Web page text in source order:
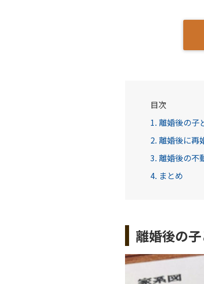
目次
1. 離婚後の子
2. 離婚後に再
3. 離婚後の不
4. まとめ
離婚後の